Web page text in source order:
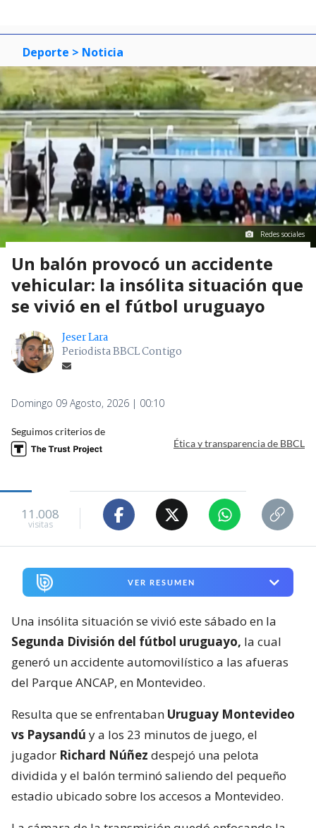
Deporte > Noticia
Redes sociales
Un balón provocó un accidente
vehicular: la insólita situación que
se vivió en el fútbol uruguayo
Jeser Lara
Periodista BBCL Contigo
Domingo 09 Agosto, 2026 | 00:10
Seguimos criterios de
Ética y transparencia de BBCL
11.008
visitas
VER RESUMEN
Una insólita situación se vivió este sábado en la
Segunda División del fútbol uruguayo, la cual
generó un accidente automovilístico a las afueras
del Parque ANCAP, en Montevideo.
Resulta que se enfrentaban Uruguay Montevideo
vs Paysandú y a los 23 minutos de juego, el
jugador Richard Núñez despejó una pelota
dividida y el balón terminó saliendo del pequeño
estadio ubicado sobre los accesos a Montevideo.